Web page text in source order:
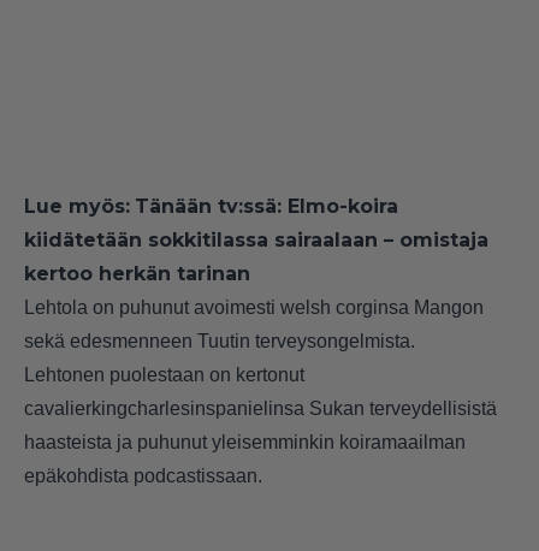
Lue myös: Tänään tv:ssä: Elmo-koira
kiidätetään sokkitilassa sairaalaan – omistaja
kertoo herkän tarinan
Lehtola on puhunut avoimesti welsh corginsa Mangon
sekä edesmenneen Tuutin terveysongelmista.
Lehtonen puolestaan on kertonut
cavalierkingcharlesinspanielinsa Sukan terveydellisistä
haasteista ja puhunut yleisemminkin koiramaailman
epäkohdista podcastissaan.